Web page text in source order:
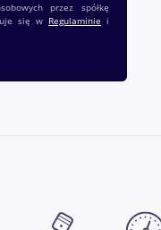
przez spółkę
się w Regulaminie i